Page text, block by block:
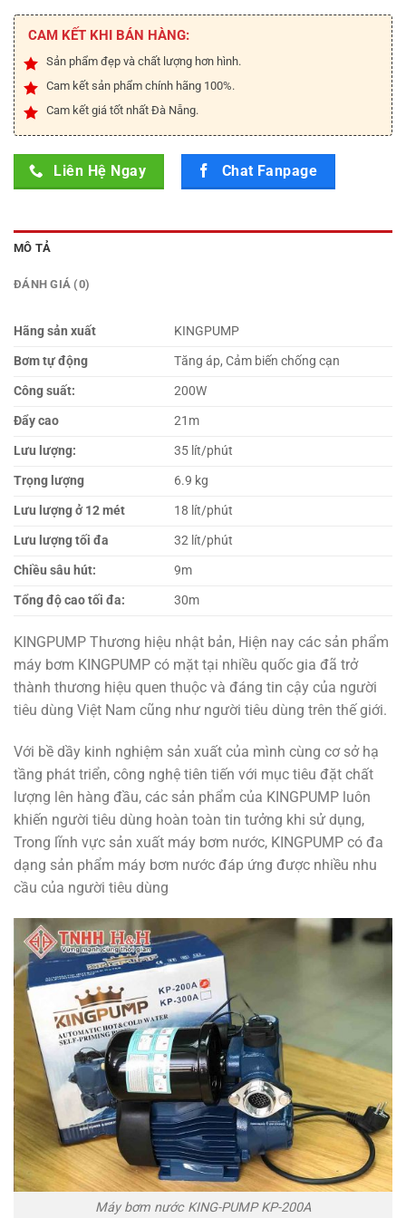
là:
₫1.950.000.
tại
là:
₫1.650.000.
CAM KẾT KHI BÁN HÀNG:
Sản phẩm đẹp và chất lượng hơn hình.
Cam kết sản phẩm chính hãng 100%.
Cam kết giá tốt nhất Đà Nẵng.
Liên Hệ Ngay Chat Fanpage
MÔ TẢ
ĐÁNH GIÁ (0)
Hãng sản xuất
KINGPUMP
Bơm tự động
Tăng áp, Cảm biến chống cạn
Công suất:
200W
Đẩy cao
21m
Lưu lượng:
35 lít/phút
Trọng lượng
6.9 kg
Lưu lượng ở 12 mét
18 lít/phút
Lưu lượng tối đa
32 lít/phút
Chiều sâu hút:
9m
Tổng độ cao tối đa:
30m
KINGPUMP Thương hiệu nhật bản, Hiện nay các sản phẩm
máy bơm KINGPUMP có mặt tại nhiều quốc gia đã trở
thành thương hiệu quen thuộc và đáng tin cậy của người
tiêu dùng Việt Nam cũng như người tiêu dùng trên thế giới.
Với bề dầy kinh nghiệm sản xuất của mình cùng cơ sở hạ
tầng phát triển, công nghệ tiên tiến với mục tiêu đặt chất
lượng lên hàng đầu, các sản phẩm của KINGPUMP luôn
khiến người tiêu dùng hoàn toàn tin tưởng khi sử dụng,
Trong lĩnh vực sản xuất máy bơm nước, KINGPUMP có đa
dạng sản phẩm máy bơm nước đáp ứng được nhiều nhu
cầu của người tiêu dùng
Máy bơm nước KING-PUMP KP-200A